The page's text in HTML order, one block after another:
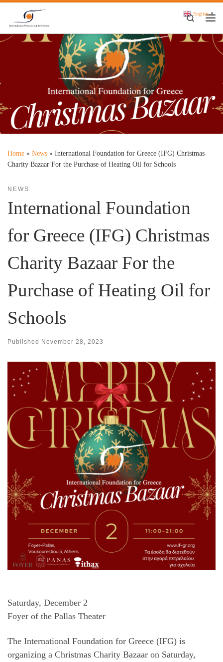
Skip to content
Search
Home » News » International Foundation for Greece (IFG) Christmas
Charity Bazaar For the Purchase of Heating Oil for Schools
NEWS
International Foundation
for Greece (IFG) Christmas
Charity Bazaar For the
Purchase of Heating Oil for
Schools
Published November 28, 2023
Saturday, December 2
Foyer of the Pallas Theater
The International Foundation for Greece (IFG) is
organizing a Christmas Charity Bazaar on Saturday,
English ▼